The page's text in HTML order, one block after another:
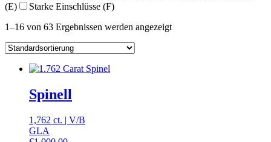
(E)
Starke Einschlüsse (F)
1–16 von 63 Ergebnissen werden angezeigt
Spinell
1,762 ct. | V/B
GLA